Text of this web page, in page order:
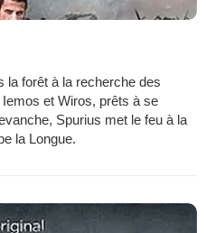
la forêt à la recherche des
et Wiros, prêts à se
Spurius met le feu à la
la Longue.